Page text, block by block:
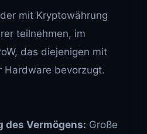
mit Kryptowährung
teilnehmen, im
das diejenigen mit
Hardware bevorzugt.
des Vermögens: Große